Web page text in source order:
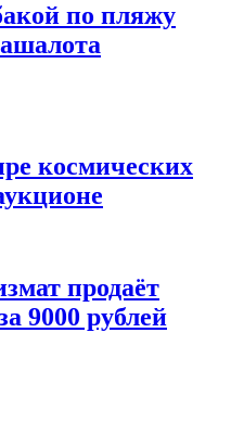
по пляжу
космических
продаёт
9000 рублей